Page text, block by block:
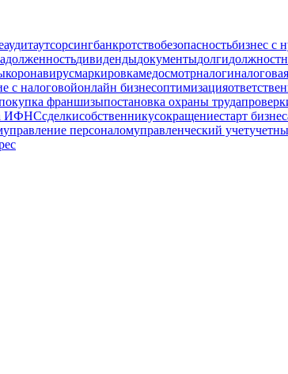
аудитаутсорсингбанкротствобезопасностьбизнес с
дивидендыдокументыдолги
коронавирусмаркировкамедосмотрналогиналоговая
с налоговойонлайн бизнесоптимизация
франшизыпостановка охраны труда
ИФНСсделкисобственникусокращениестарт
управление персоналомуправленческий учет